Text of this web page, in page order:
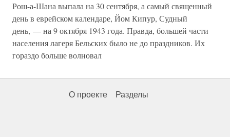
Рош-а-Шана выпала на 30 сентября, а самый священный
день в еврейском календаре, Йом Кипур, Судный
день, — на 9 октября 1943 года. Правда, большей части
населения лагеря Бельских было не до праздников. Их
гораздо больше волновал
О проекте Разделы